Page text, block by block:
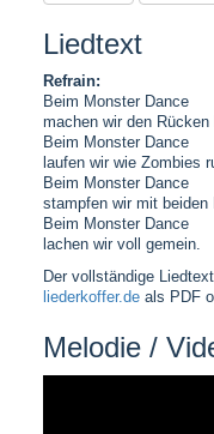
Liedtext
Refrain:
Beim Monster Dance
machen wir den Rücken
Beim Monster Dance
laufen wir wie Zombies
Beim Monster Dance
stampfen wir mit beiden
Beim Monster Dance
lachen wir voll gemein.
Der vollständige
liederkoffer.deals PDF
Melodie /